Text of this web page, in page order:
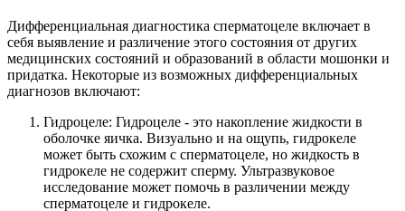
Дифференциальная диагностика сперматоцеле включает в
себя выявление и различение этого состояния от других
медицинских состояний и образований в области мошонки и
придатка. Некоторые из возможных дифференциальных
диагнозов включают:
Гидроцеле: Гидроцеле - это накопление жидкости в
оболочке яичка. Визуально и на ощупь, гидрокеле
может быть схожим с сперматоцеле, но жидкость в
гидрокеле не содержит сперму. Ультразвуковое
исследование может помочь в различении между
сперматоцеле и гидрокеле.